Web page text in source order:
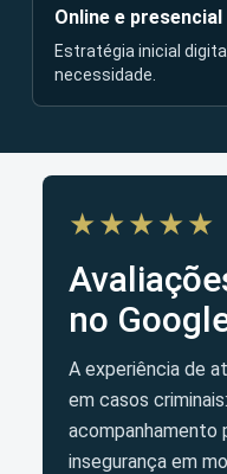
Online e presencial
Estratégia inicial
necessidade.
★★★★★
no
A experiência de
em casos
acompanhamento
insegurança em